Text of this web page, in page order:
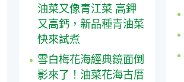
油菜又像青江菜 高鉀
又高鈣，新品種青油菜
快來試煮
雪白梅花海經典鏡面倒
影來了！油菜花海古厝